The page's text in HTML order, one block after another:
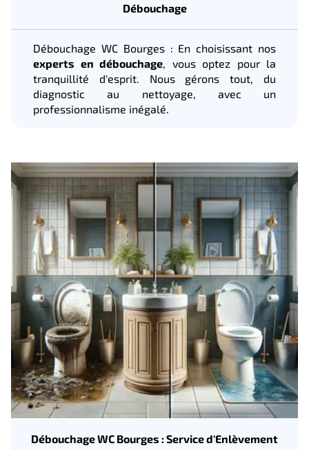
Débouchage
Débouchage WC Bourges : En choisissant nos
experts en débouchage, vous optez pour la
tranquillité d'esprit. Nous gérons tout, du
diagnostic au nettoyage, avec un
professionnalisme inégalé.
Débouchage WC Bourges : Service d'Enlèvement